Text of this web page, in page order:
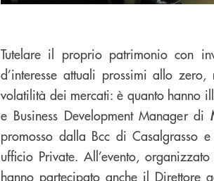
Tutelare il proprio patrimonio con
d’interesse attuali prossimi allo
volatilità dei mercati: è quanto hanno
e Business Development Manager di
promosso dalla Bcc di Casalgrasso
ufficio Private. All’evento,
hanno partecipato anche il Direttore